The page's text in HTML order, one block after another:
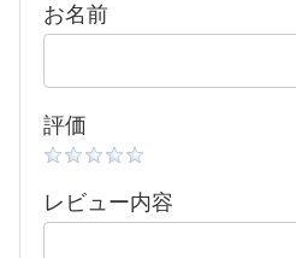
お名前
評価
レビュー内容